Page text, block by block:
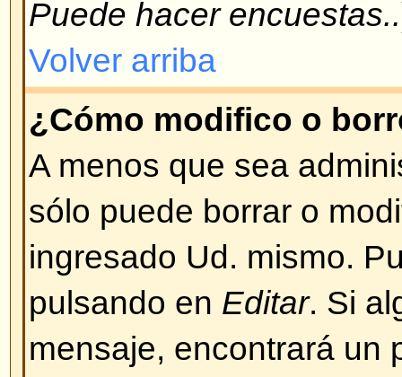
Formatos y tipos de
¿Qué es BBCode?
BBCode es una
Depende del administrador si
los mensajes. También puede
casilla de verificación en el
mensaje. BBCode es muy
etiquetas (tags) se escriben
lugar de entre signos mayor y
un buen control sobre qué y
mensajes. Para más